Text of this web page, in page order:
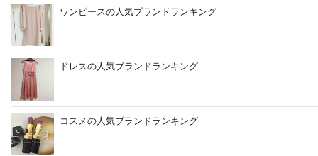
ワンピースの人気ブランドランキング
ドレスの人気ブランドランキング
コスメの人気ブランドランキング